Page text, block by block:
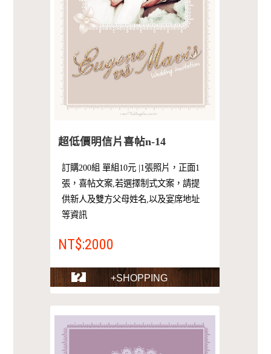
超低價明信片喜帖n-14
訂購200組 單組10元 |1張照片，正面1
張，喜帖文案,若選擇制式文案，請提
供新人及雙方父母姓名,以及宴席地址
等資訊
NT$:2000
+SHOPPING